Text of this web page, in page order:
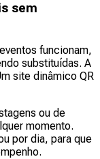
sem
funcionam,
substituídas. A
site dinâmico QR
ou de
momento.
por dia, para que